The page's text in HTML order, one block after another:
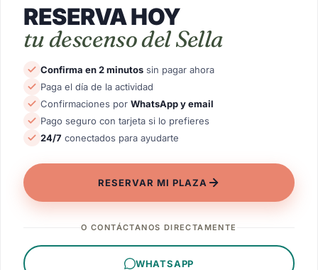
RESERVA HOY
tu descenso del Sella
Confirma en 2 minutos sin pagar ahora
Paga el día de la actividad
Confirmaciones por WhatsApp y email
Pago seguro con tarjeta si lo prefieres
24/7 conectados para ayudarte
RESERVAR MI PLAZA
O CONTÁCTANOS DIRECTAMENTE
WHATSAPP